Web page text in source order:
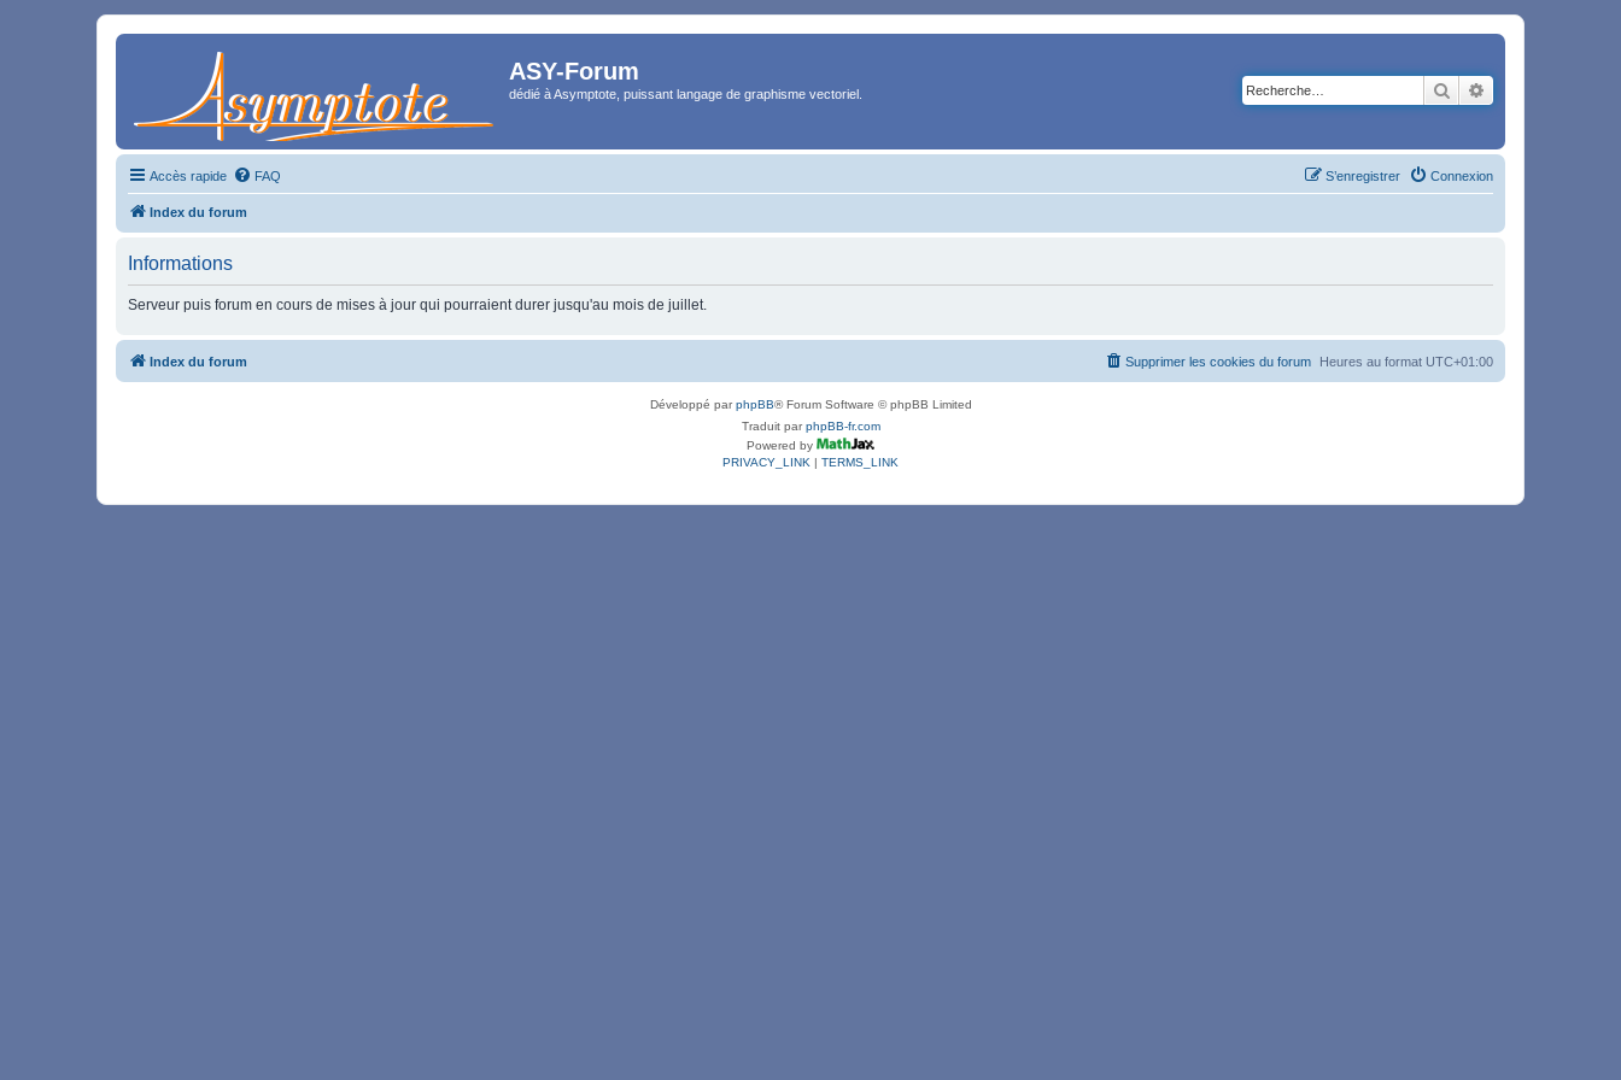
ASY-Forum
dédié à Asymptote, puissant langage de graphisme vectoriel. Rechercher
Accès rapide FAQ Connexion
S’enregistrer
Index du forum
Informations
Serveur puis forum en cours de mises à jour qui pourraient durer jusqu'au mois de juillet.
Index du forum Heures au format UTC+01:00
Supprimer les cookies du forum
Développé parphpBB® Forum Software © phpBB Limited
Traduit parphpBB-fr.com
Powered by
PRIVACY_LINK | TERMS_LINK